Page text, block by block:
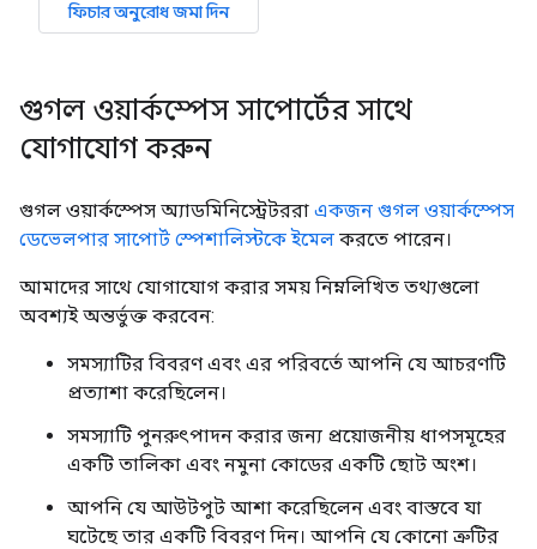
ফিচার অনুরোধ জমা দিন
গুগল ওয়ার্কস্পেস সাপোর্টের সাথে
যোগাযোগ করুন
গুগল ওয়ার্কস্পেস অ্যাডমিনিস্ট্রেটররা একজন গুগল ওয়ার্কস্পেস
ডেভেলপার সাপোর্ট স্পেশালিস্টকে ইমেল করতে পারেন।
আমাদের সাথে যোগাযোগ করার সময় নিম্নলিখিত তথ্যগুলো
অবশ্যই অন্তর্ভুক্ত করবেন:
সমস্যাটির বিবরণ এবং এর পরিবর্তে আপনি যে আচরণটি
প্রত্যাশা করেছিলেন।
সমস্যাটি পুনরুৎপাদন করার জন্য প্রয়োজনীয় ধাপসমূহের
একটি তালিকা এবং নমুনা কোডের একটি ছোট অংশ।
আপনি যে আউটপুট আশা করেছিলেন এবং বাস্তবে যা
ঘটেছে তার একটি বিবরণ দিন। আপনি যে কোনো ত্রুটির